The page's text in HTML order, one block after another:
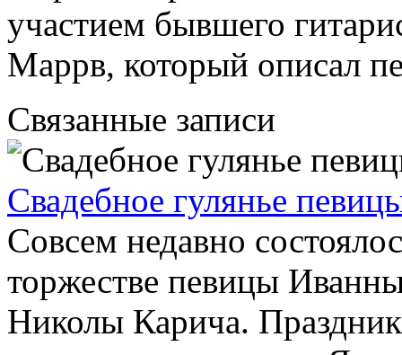
участием бывшего
Маррв, который описал
Связанные записи
Свадебное гулянье
Совсем недавно
торжестве певицы
Николы Карича.